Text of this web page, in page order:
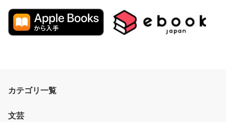
カテゴリ一覧
文芸